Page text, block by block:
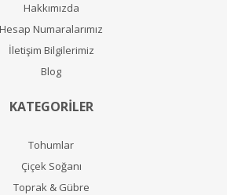
Hakkımızda
Hesap Numaralarımız
İletişim Bilgilerimiz
Blog
KATEGORİLER
Tohumlar
Çiçek Soğanı
Toprak & Gübre